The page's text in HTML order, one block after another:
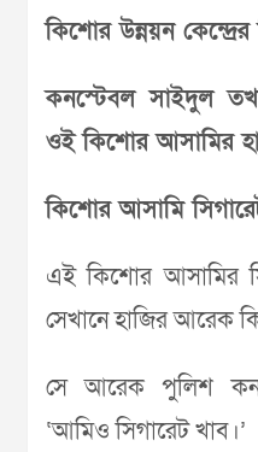
কিশোর উন্নয়ন কেন্দ্রের
কনস্টেবল সাইদুল
ওই কিশোর আসামির
কিশোর আসামি
এই কিশোর আসামির
সেখানে হাজির আরেক
সে আরেক পুলিশ
‘আমিও সিগারেট খাব।’